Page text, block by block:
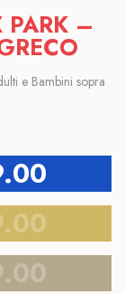
PARK –
e Bambini sopra